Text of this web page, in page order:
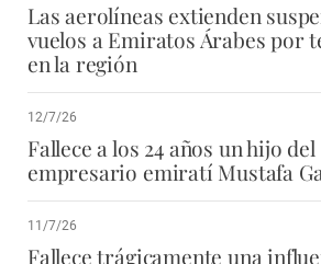
Las aerolíneas extienden
vuelos a Emiratos Árabes por
en la región
12/7/26
Fallece a los 24 años un hijo del
empresario emiratí Mustafa
11/7/26
Fallece trágicamente una